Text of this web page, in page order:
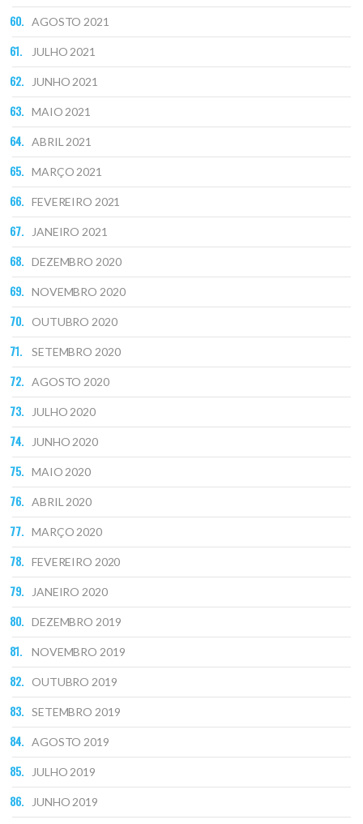
AGOSTO 2021
JULHO 2021
JUNHO 2021
MAIO 2021
ABRIL 2021
MARÇO 2021
FEVEREIRO 2021
JANEIRO 2021
DEZEMBRO 2020
NOVEMBRO 2020
OUTUBRO 2020
SETEMBRO 2020
AGOSTO 2020
JULHO 2020
JUNHO 2020
MAIO 2020
ABRIL 2020
MARÇO 2020
FEVEREIRO 2020
JANEIRO 2020
DEZEMBRO 2019
NOVEMBRO 2019
OUTUBRO 2019
SETEMBRO 2019
AGOSTO 2019
JULHO 2019
JUNHO 2019